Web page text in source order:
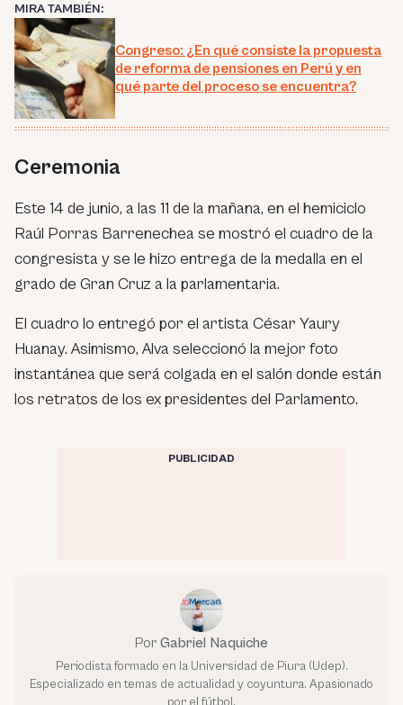
MIRA TAMBIÉN:
Congreso: ¿En qué consiste la propuesta
de reforma de pensiones en Perú y en
qué parte del proceso se encuentra?
Ceremonia
Este 14 de junio, a las 11 de la mañana, en el hemiciclo
Raúl Porras Barrenechea se mostró el cuadro de la
congresista y se le hizo entrega de la medalla en el
grado de Gran Cruz a la parlamentaria.
El cuadro lo entregó por el artista César Yaury
Huanay. Asimismo, Alva seleccionó la mejor foto
instantánea que será colgada en el salón donde están
los retratos de los ex presidentes del Parlamento.
PUBLICIDAD
Por Gabriel Naquiche
Periodista formado en la Universidad de Piura (Udep).
Especializado en temas de actualidad y coyuntura. Apasionado